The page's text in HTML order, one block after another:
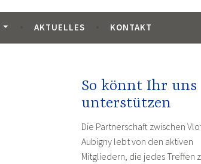
AKTUELLES KONTAKT
So könnt Ihr uns
unterstützen
Die Partnerschaft zwischen
Aubigny lebt von den aktiven
Mitgliedern, die jedes Treffen